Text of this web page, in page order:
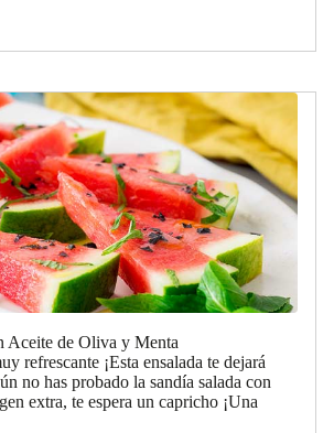
Aceite de Oliva y Menta
refrescante ¡Esta ensalada te dejará
no has probado la sandía salada con
extra, te espera un capricho ¡Una